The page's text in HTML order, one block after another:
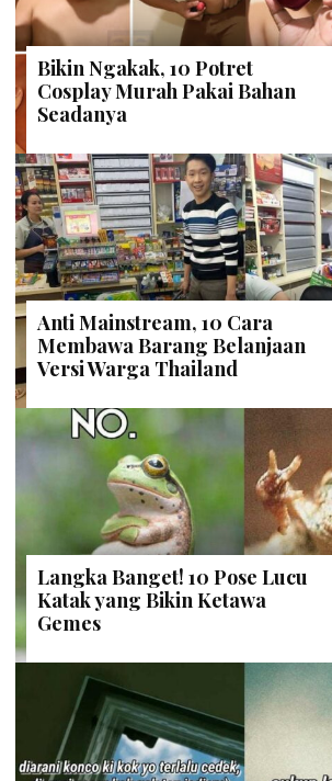
Bikin Ngakak, 10 Potret
Cosplay Murah Pakai Bahan
Seadanya
Anti Mainstream, 10 Cara
Membawa Barang Belanjaan
Versi Warga Thailand
Langka Banget! 10 Pose Lucu
Katak yang Bikin Ketawa
Gemes